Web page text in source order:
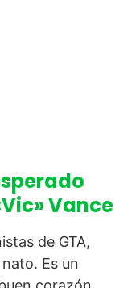
Vance
de GTA,
Es un